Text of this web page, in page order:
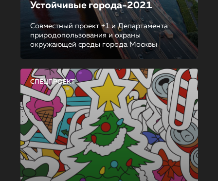
Устойчивые города-2021
Совместный проект +1 и Департамента
природопользования и охраны
окружающей среды города Москвы
СПЕЦПРОЕКТ